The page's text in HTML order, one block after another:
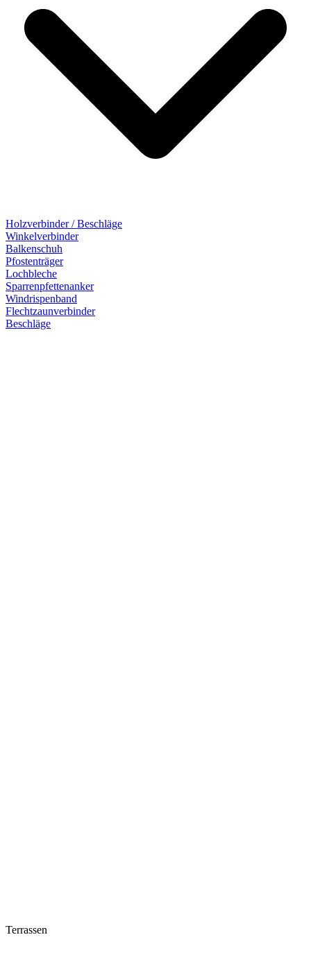
Holzverbinder / Beschläge
Winkelverbinder
Balkenschuh
Pfostenträger
Lochbleche
Sparrenpfettenanker
Windrispenband
Flechtzaunverbinder
Beschläge
Terrassen